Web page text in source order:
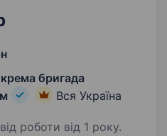
бригада
Вся Україна
роботи від 1 року.